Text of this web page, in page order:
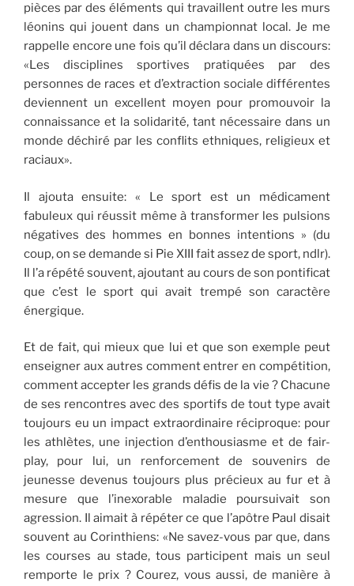
pièces par des éléments qui travaillent outre les murs
léonins qui jouent dans un championnat local. Je me
rappelle encore une fois qu’il déclara dans un discours:
«Les disciplines sportives pratiquées par des
personnes de races et d’extraction sociale différentes
deviennent un excellent moyen pour promouvoir la
connaissance et la solidarité, tant nécessaire dans un
monde déchiré par les conflits ethniques, religieux et
raciaux».
Il ajouta ensuite: « Le sport est un médicament
fabuleux qui réussit même à transformer les pulsions
négatives des hommes en bonnes intentions » (du
coup, on se demande si Pie XIII fait assez de sport, ndlr).
Il l’a répété souvent, ajoutant au cours de son pontificat
que c’est le sport qui avait trempé son caractère
énergique.
Et de fait, qui mieux que lui et que son exemple peut
enseigner aux autres comment entrer en compétition,
comment accepter les grands défis de la vie ? Chacune
de ses rencontres avec des sportifs de tout type avait
toujours eu un impact extraordinaire réciproque: pour
les athlètes, une injection d’enthousiasme et de fair-
play, pour lui, un renforcement de souvenirs de
jeunesse devenus toujours plus précieux au fur et à
mesure que l’inexorable maladie poursuivait son
agression. Il aimait à répéter ce que l’apôtre Paul disait
souvent au Corinthiens: «Ne savez-vous par que, dans
les courses au stade, tous participent mais un seul
remporte le prix ? Courez, vous aussi, de manière à